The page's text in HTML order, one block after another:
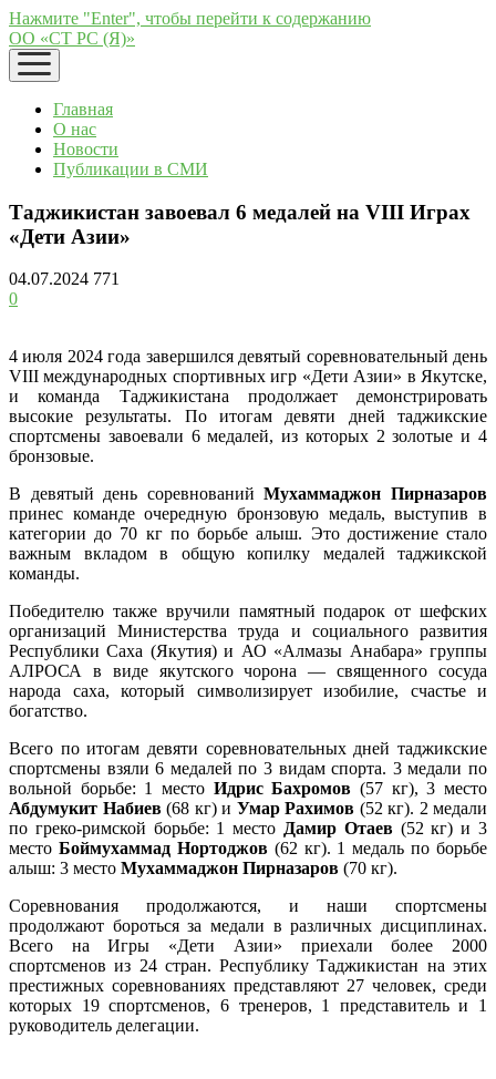
Нажмите "Enter", чтобы перейти к содержанию
ОО «СТ РС (Я)»
открыть
меню
Главная
О нас
Новости
Публикации в СМИ
Таджикистан завоевал 6 медалей на VIII Играх
«Дети Азии»
04.07.2024 771
0
4 июля 2024 года завершился девятый соревновательный день
VIII международных спортивных игр «Дети Азии» в Якутске,
и команда Таджикистана продолжает демонстрировать
высокие результаты. По итогам девяти дней таджикские
спортсмены завоевали 6 медалей, из которых 2 золотые и 4
бронзовые.
В девятый день соревнованийМухаммаджон Пирназаров
принес команде очередную бронзовую медаль, выступив в
категории до 70 кг по борьбе алыш. Это достижение стало
важным вкладом в общую копилку медалей таджикской
команды.
Победителю также вручили памятный подарок от шефских
организаций Министерства труда и социального развития
Республики Саха (Якутия) и АО «Алмазы Анабара» группы
АЛРОСА в виде якутского чорона — священного сосуда
народа саха, который символизирует изобилие, счастье и
богатство.
Всего по итогам девяти соревновательных дней таджикские
спортсмены взяли 6 медалей по 3 видам спорта. 3 медали по
вольной борьбе: 1 место Идрис Бахромов (57 кг), 3 место
Абдумукит Набиев(68 кг) и Умар Рахимов (52 кг). 2 медали
по греко-римской борьбе: 1 место Дамир Отаев(52 кг) и 3
место Боймухаммад Нортоджов (62 кг). 1 медаль по борьбе
алыш: 3 место Мухаммаджон Пирназаров (70 кг).
Соревнования продолжаются, и наши спортсмены
продолжают бороться за медали в различных дисциплинах.
Всего на Игры «Дети Азии» приехали более 2000
спортсменов из 24 стран. Республику Таджикистан на этих
престижных соревнованиях представляют 27 человек, среди
которых 19 спортсменов, 6 тренеров, 1 представитель и 1
руководитель делегации.